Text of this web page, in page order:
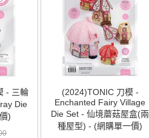
- 三輪
Die
)
(2024)TONIC 刀模 -
Enchanted Fairy Village
Die Set - 仙境蘑菇屋盒(兩
種屋型) - (網購單一價)